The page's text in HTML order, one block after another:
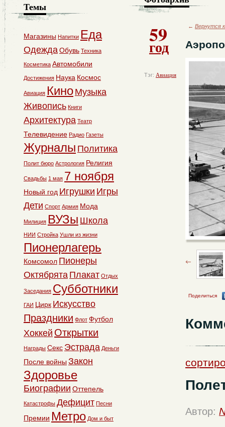
59
год
Тэг: Авиация
← Вернутся
Поделиться
Автор:
Темы
Магазины Напитки Еда
ОдеждаОбувь Техника
Косметика Автомобили
Достижения Наука Космос
Авиация Кино Музыка
Живопись Книги
Архитектура Театр
Телевидение Радио Газеты
Журналы Политика
Полит бюро Астрология Религия
Свадьбы 1 мая 7 ноября
Новый год Игрушки Игры
Дети Спорт Армия Мода
Милиция ВУЗы Школа
НИИ Стройка Ушли из жизни
Пионерлагерь
Комсомол Пионеры
Октябрята Плакат Отдых
Заседания Субботники
ГАИ Цирк Искусство
Праздники Флот Футбол
Хоккей Открытки
Награды Секс Эстрада Деньги
После войны Закон
Здоровье
Биографии Оттепель
Катастрофы Дефицит Песни
Премии Метро Дом и быт